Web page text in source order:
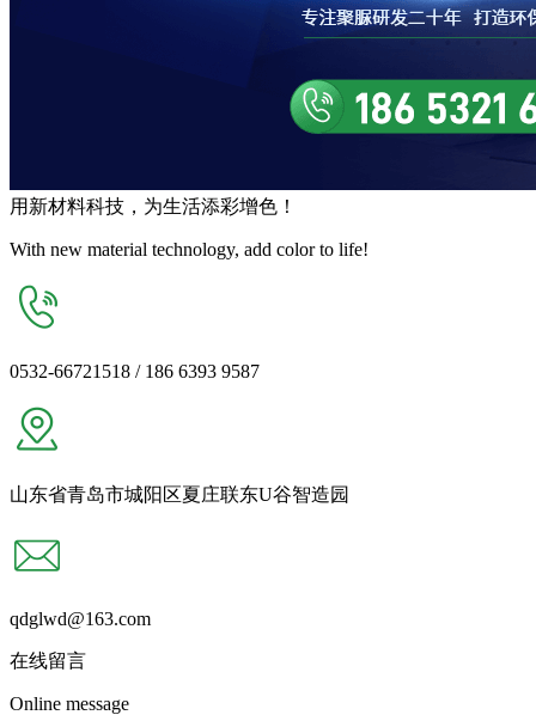
用 新材料科技，为生活添彩增色 ！
With new material technology, add color to life!
0532-66721518 / 186 6393 9587
山东省青岛市城阳区夏庄联东U谷智造园
qdglwd@163.com
在线留言
Online message